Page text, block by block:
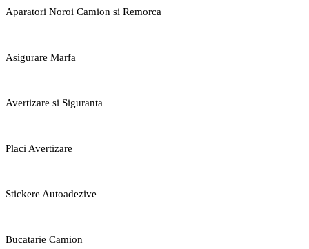
Aparatori Noroi Camion si Remorca
Asigurare Marfa
Avertizare si Siguranta
Placi Avertizare
Stickere Autoadezive
Bucatarie Camion